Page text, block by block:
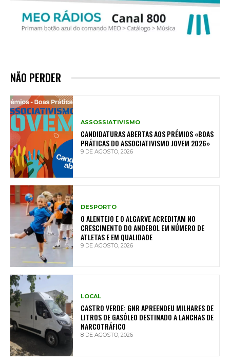
NÃO PERDER
ASSOSSIATIVISMO
CANDIDATURAS ABERTAS AOS PRÉMIOS «BOAS
PRÁTICAS DO ASSOCIATIVISMO JOVEM 2026»
9 DE AGOSTO, 2026
DESPORTO
O ALENTEJO E O ALGARVE ACREDITAM NO
CRESCIMENTO DO ANDEBOL EM NÚMERO DE
ATLETAS E EM QUALIDADE
9 DE AGOSTO, 2026
LOCAL
CASTRO VERDE: GNR APREENDEU MILHARES DE
LITROS DE GASÓLEO DESTINADO A LANCHAS DE
NARCOTRÁFICO
8 DE AGOSTO, 2026